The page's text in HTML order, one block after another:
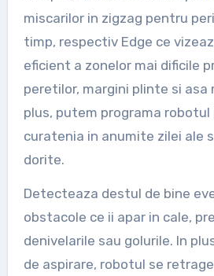
miscarilor in zigzag pentru
timp, respectiv Edge ce
eficient a zonelor mai dificile
peretilor, margini plinte si asa
plus, putem programa
curatenia in anumite zilei ale
dorite.
Detecteaza destul de bine
obstacole ce ii apar in cale,
denivelarile sau golurile. In
de aspirare, robotul se